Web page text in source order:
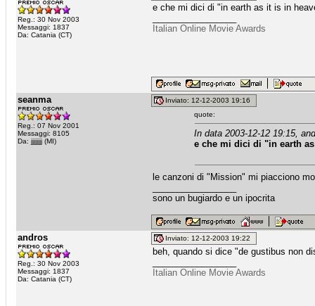
Reg.: 30 Nov 2003
Messaggi: 1837
Da: Catania (CT)
e che mi dici di "in earth as it is in
Italian Online Movie Awards
seanma
Reg.: 07 Nov 2001
Messaggi: 8105
Da: jjjjjjjj (MI)
Inviato: 12-12-2003 19:16
quote:
In data 2003-12-12 19:15,
e che mi dici di "in earth
le canzoni di "Mission" mi piacciono
sono un bugiardo e un ipocrita
andros
Reg.: 30 Nov 2003
Messaggi: 1837
Da: Catania (CT)
Inviato: 12-12-2003 19:22
beh, quando si dice "de gustibus non
Italian Online Movie Awards